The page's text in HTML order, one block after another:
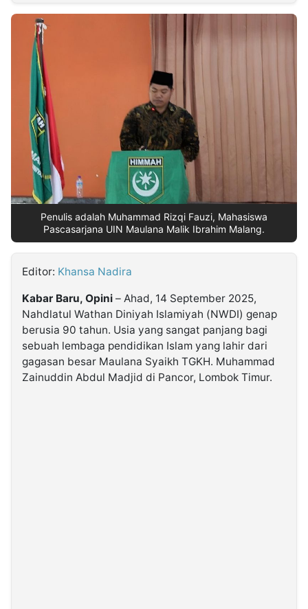
INDONESIA
Partner
Insight
Suara
Time
Jogja
Rakyat
Idealita
News
Notice
Dinamikapost.com
Radar
Baru
Seedbacklink
Kabarbaru
Kabarbaru.co
2026
Penulis adalah Muhammad Rizqi Fauzi, Mahasiswa
Pascasarjana UIN Maulana Malik Ibrahim Malang.
Editor: Khansa Nadira
Kabar Baru, Opini – Ahad, 14 September 2025,
Nahdlatul Wathan Diniyah Islamiyah (NWDI) genap
berusia 90 tahun. Usia yang sangat panjang bagi
sebuah lembaga pendidikan Islam yang lahir dari
gagasan besar Maulana Syaikh TGKH. Muhammad
Zainuddin Abdul Madjid di Pancor, Lombok Timur.